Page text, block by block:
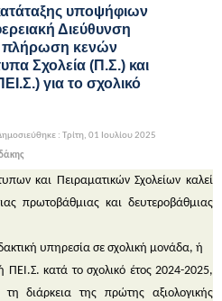
υποψήφιων
Διεύθυνση
πλήρωση κενών
Σχολεία (Π.Σ.) και
για το σχολικό
: Τρίτη, 01 Ιουλίου 2025
και Πειραματικών Σχολείων καλεί
πρωτοβάθμιας και δευτεροβάθμιας
υπηρεσία σε σχολική μονάδα, ή
κατά το σχολικό έτος 2024-2025,
τη διάρκεια της πρώτης αξιολογικής